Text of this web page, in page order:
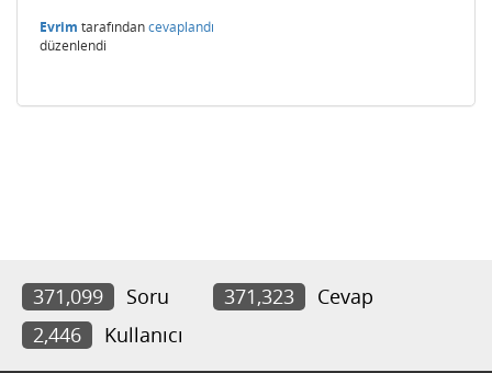
Evrim tarafındancevaplandı
düzenlendi
371,099 Soru 371,323
Cevap
2,446
Kullanıcı